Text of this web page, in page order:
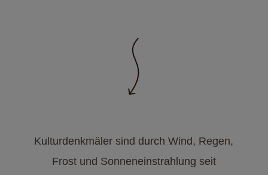
Kulturdenkmäler sind durch Wind, Regen,
Frost und Sonneneinstrahlung seit